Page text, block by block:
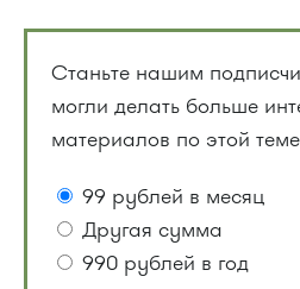
Станьте нашим
могли делать больше
материалов по этой теме
99 рублей в месяц
Другая сумма
990 рублей в год